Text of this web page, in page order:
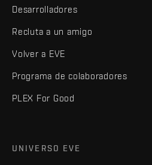
Desarrolladores
Recluta a un amigo
Volver a EVE
Programa de colaboradores
PLEX For Good
UNIVERSO EVE